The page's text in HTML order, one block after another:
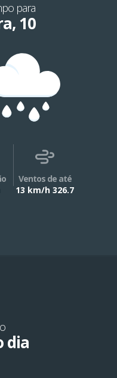
para
10
Ventos de até
13 km/h 326.7
dia